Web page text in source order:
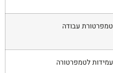
טמפרטורת עבודה
עמידות לטמפרטורה